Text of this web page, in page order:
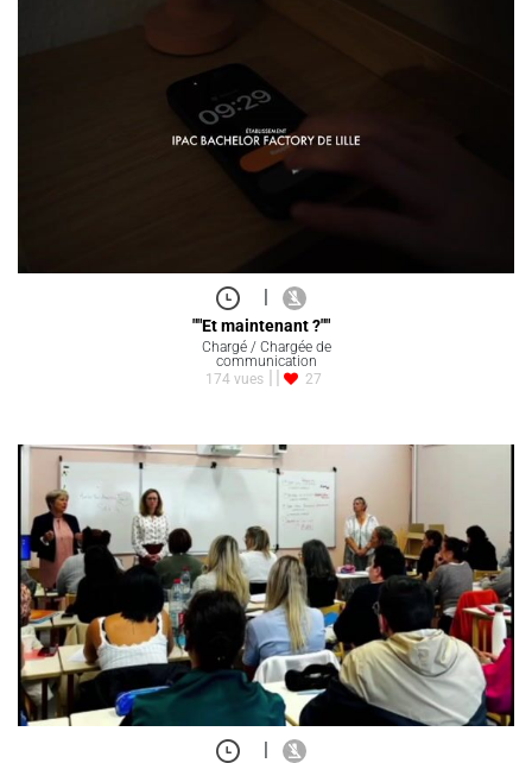
|
""Et maintenant ?""
Chargé / Chargée de
communication
174 vues
27
|